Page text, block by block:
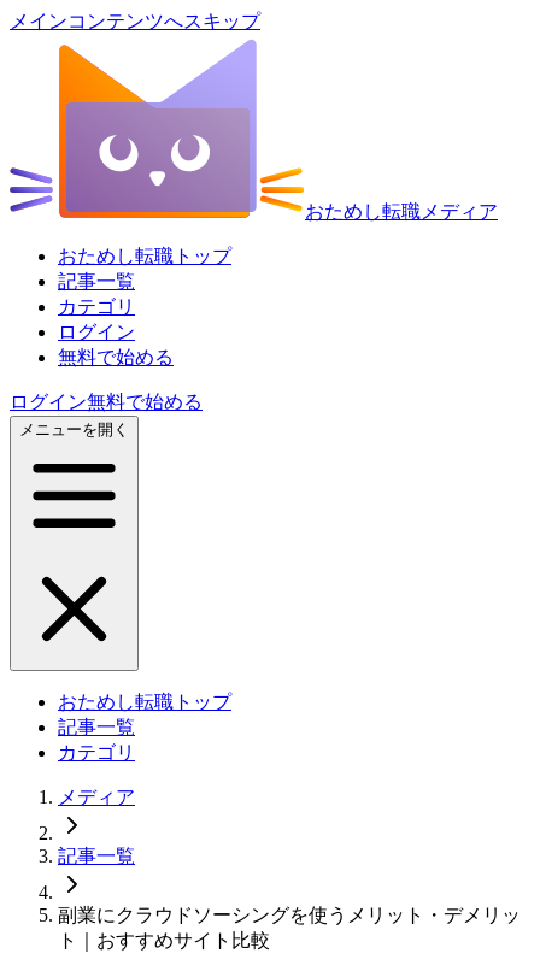
メインコンテンツへスキップ
おためし転職メディア
おためし転職トップ
記事一覧
カテゴリ
ログイン
無料で始める
ログイン無料で始める
メニューを開く
おためし転職トップ
記事一覧
カテゴリ
メディア
記事一覧
副業にクラウドソーシングを使うメリット・デメリッ
ト｜おすすめサイト比較